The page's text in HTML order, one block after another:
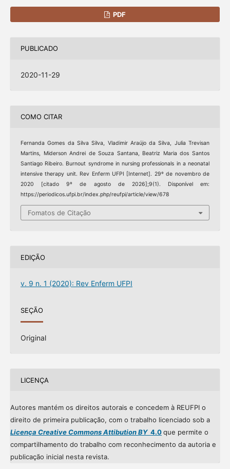
PDF
PUBLICADO
2020-11-29
COMO CITAR
Fernanda Gomes da Silva Silva, Vladimir Araújo da Silva, Julia Trevisan
Martins, Miderson Andrei de Souza Santana, Beatriz Maria dos Santos
Santiago Ribeiro. Burnout syndrome in nursing professionals in a neonatal
intensive therapy unit. Rev Enferm UFPI [Internet]. 29º de novembro de
2020 [citado 9º de agosto de 2026];9(1). Disponível em:
https://periodicos.ufpi.br/index.php/reufpi/article/view/678
Fomatos de Citação
EDIÇÃO
v. 9 n. 1 (2020): Rev Enferm UFPI
SEÇÃO
Original
LICENÇA
Autores mantém os direitos autorais e concedem à REUFPI o
direito de primeira publicação, com o trabalho licenciado sob a
Licença Creative Commons Attibution BY4.0que permite o
compartilhamento do trabalho com reconhecimento da autoria e
publicação inicial nesta revista.